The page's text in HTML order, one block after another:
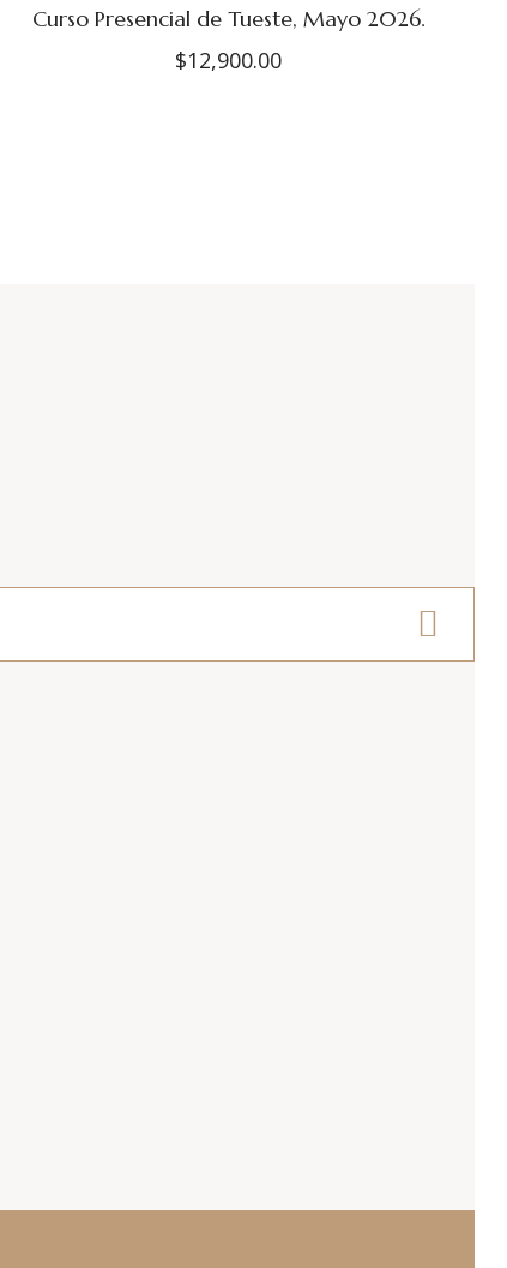
Curso Presencial de Tueste, Mayo 2026.
$12,900.00